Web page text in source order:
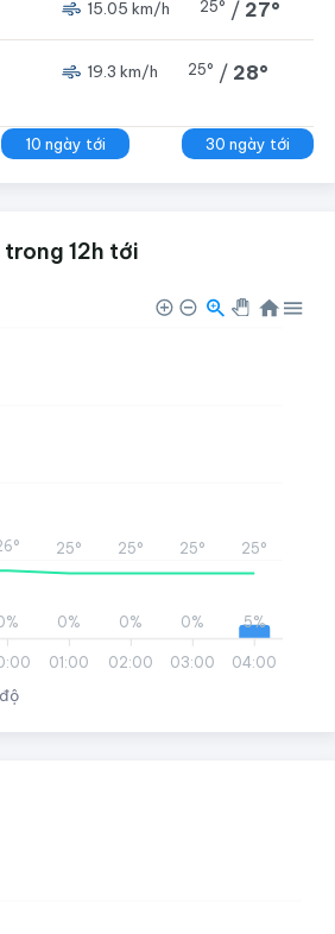
15.05 km/h 25° / 27°
19.3 km/h 25° / 28°
10 ngày tới 30 ngày tới
12h tới
01:00 02:00 03:00 04:00
0% 0% 0% 5%
25° 25° 25° 25°